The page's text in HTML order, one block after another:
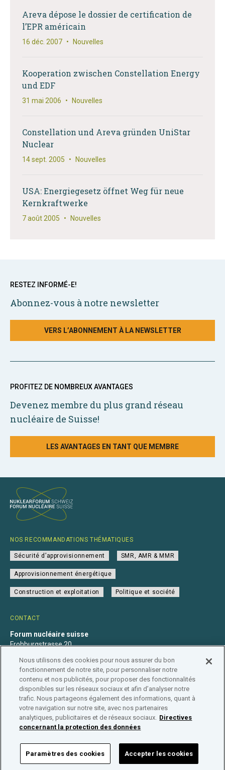
Areva dépose le dossier de certification de
l’EPR américain
16 déc. 2007 • Nouvelles
Kooperation zwischen Constellation Energy
und EDF
31 mai 2006 • Nouvelles
Constellation und Areva gründen UniStar
Nuclear
14 sept. 2005 • Nouvelles
USA: Energiegesetz öffnet Weg für neue
Kernkraftwerke
7 août 2005 • Nouvelles
RESTEZ INFORMÉ-E!
Abonnez-vous à notre newsletter
VERS L’ABONNEMENT À LA NEWSLETTER
PROFITEZ DE NOMBREUX AVANTAGES
Devenez membre du plus grand réseau
nucléaire de Suisse!
LES AVANTAGES EN TANT QUE MEMBRE
CONTACT
Forum nucléaire suisse
Frohburgstrasse 20
+41 31 560 36 50
info@nuklearforum.ch
NOS RECOMMANDATIONS THÉMATIQUES
Sécurité d’approvisionnement SMR, AMR & MMR
Approvisionnement énergétique
Construction et exploitation Politique et société
Déclaration de confidentialité Impressum Affiliation
Répertoire des entreprises
Nous utilisons des cookies pour nous assurer du bon
fonctionnement de notre site, pour personnaliser notre
contenu et nos publicités, pour proposer des fonctionnalités
disponibles sur les réseaux sociaux et afin d’analyser notre
trafic. Nous partageons également des informations, quant à
votre navigation sur notre site, avec nos partenaires
analytiques, publicitaires et de réseaux sociaux. Directives
concernant la protection des données
Paramètres des cookies Accepter les cookies